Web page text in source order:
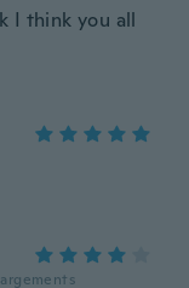
I think you all